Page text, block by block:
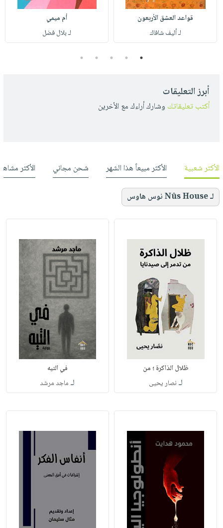
قواعد العشق الأربعون
لـ أليف شافاك
أم ميمي
لـ بلال فضل
1
2
3
4
5
أبرز التعليقات
أكتب تعليقاتك وشارك أراءك مع الأخرين
الأكثر شعبية الأكثر مبيعاً هذا الشهر شحن مجاني الأكثر
لـ Nûs House نوس هاوس
ظلال الذاكرة ؛ من
لـ نصار يحيى
في التيه
لـ ماجد مرشد